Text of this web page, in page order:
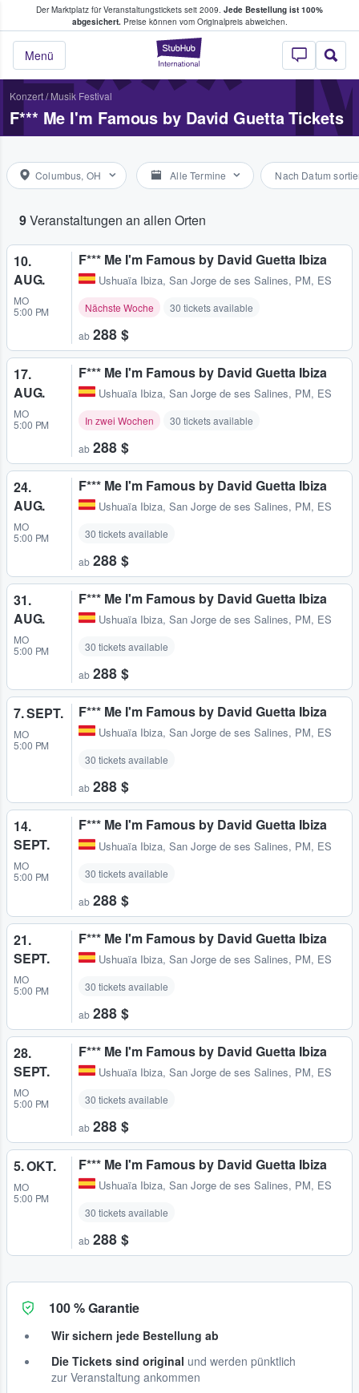
Der Marktplatz für Veranstaltungstickets seit 2009. Jede Bestellung ist 100%
abgesichert.Preise können vom Originalpreis abweichen.
StubHub - Wo
Menü
Tickets kaufen & verkaufen
Konzert/ Musik Festival
F*** Me I'm Famous by David Guetta Tickets
Columbus, OH Alle Termine Nach Datum
9Veranstaltungen an allen Orten
10.
AUG.
MO
5:00 PM
F*** Me I'm Famous by David Guetta Ibiza
Ushuaïa Ibiza, San Jorge de ses Salines, PM, ES
Nächste Woche 30 tickets available
ab 288 $
17.
AUG.
MO
5:00 PM
F*** Me I'm Famous by David Guetta Ibiza
Ushuaïa Ibiza, San Jorge de ses Salines, PM, ES
In zwei Wochen 30 tickets available
ab 288 $
24.
AUG.
MO
5:00 PM
F*** Me I'm Famous by David Guetta Ibiza
Ushuaïa Ibiza, San Jorge de ses Salines, PM, ES
30 tickets available
ab 288 $
31.
AUG.
MO
5:00 PM
F*** Me I'm Famous by David Guetta Ibiza
Ushuaïa Ibiza, San Jorge de ses Salines, PM, ES
30 tickets available
ab 288 $
7. SEPT.
MO
5:00 PM
F*** Me I'm Famous by David Guetta Ibiza
Ushuaïa Ibiza, San Jorge de ses Salines, PM, ES
30 tickets available
ab 288 $
14.
SEPT.
MO
5:00 PM
F*** Me I'm Famous by David Guetta Ibiza
Ushuaïa Ibiza, San Jorge de ses Salines, PM, ES
30 tickets available
ab 288 $
21.
SEPT.
MO
5:00 PM
F*** Me I'm Famous by David Guetta Ibiza
Ushuaïa Ibiza, San Jorge de ses Salines, PM, ES
30 tickets available
ab 288 $
28.
SEPT.
MO
5:00 PM
F*** Me I'm Famous by David Guetta Ibiza
Ushuaïa Ibiza, San Jorge de ses Salines, PM, ES
30 tickets available
ab 288 $
5. OKT.
MO
5:00 PM
F*** Me I'm Famous by David Guetta Ibiza
Ushuaïa Ibiza, San Jorge de ses Salines, PM, ES
30 tickets available
ab 288 $
100 % Garantie
Wir sichern jede Bestellung ab
Die Tickets sind original und werden pünktlich
zur Veranstaltung ankommen